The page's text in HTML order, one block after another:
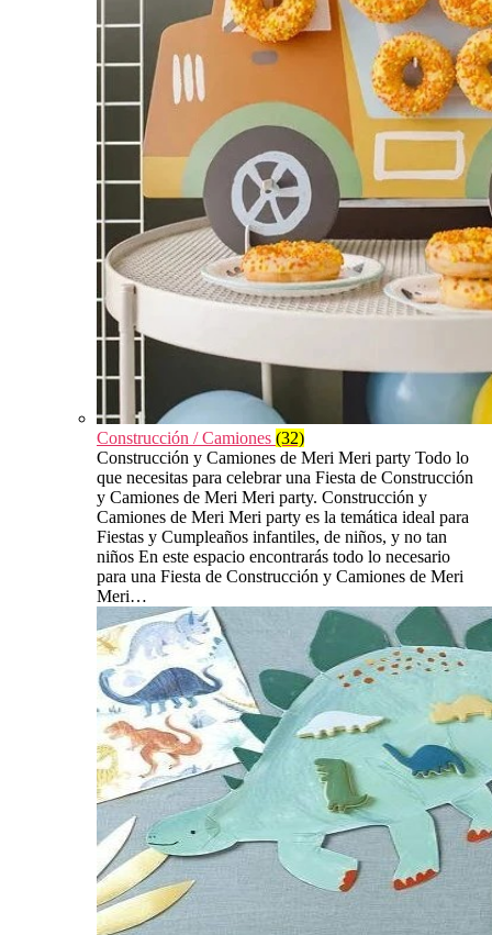
Construcción / Camiones (32)
Construcción y Camiones de Meri Meri party Todo lo
que necesitas para celebrar una Fiesta de Construcción
y Camiones de Meri Meri party. Construcción y
Camiones de Meri Meri party es la temática ideal para
Fiestas y Cumpleaños infantiles, de niños, y no tan
niños En este espacio encontrarás todo lo necesario
para una Fiesta de Construcción y Camiones de Meri
Meri…